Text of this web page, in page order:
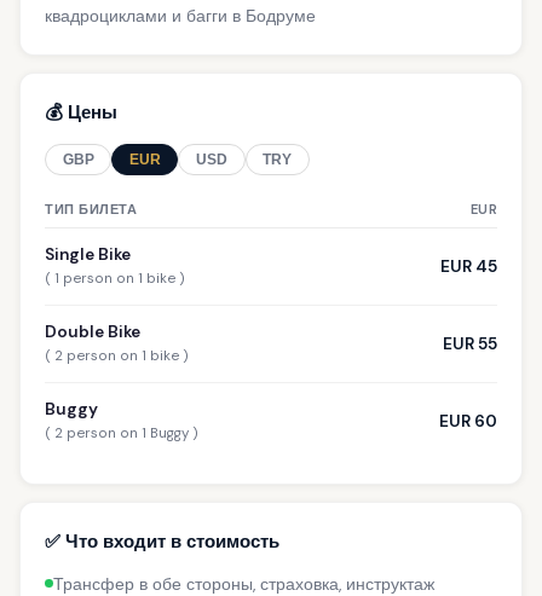
квадроциклами и багги в Бодруме
💰 Цены
GBP EUR USD TRY
ТИП БИЛЕТА EUR
Single Bike
( 1 person on 1 bike )
EUR 45
Double Bike
( 2 person on 1 bike )
EUR 55
Buggy
( 2 person on 1 Buggy )
EUR 60
✅ Что входит в стоимость
Трансфер в обе стороны, страховка, инструктаж